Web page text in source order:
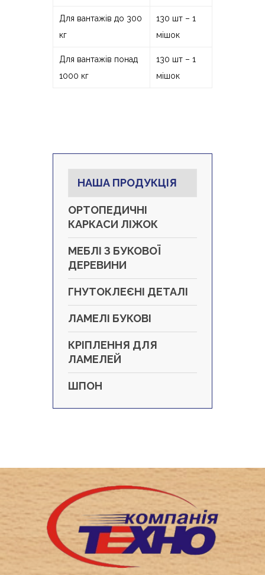
Для вантажів до 300
кг
130 шт – 1
мішок
Для вантажів понад
1000 кг
130 шт – 1
мішок
НАША ПРОДУКЦІЯ
ОРТОПЕДИЧНІ
КАРКАСИ ЛІЖОК
МЕБЛІ З БУКОВОЇ
ДЕРЕВИНИ
ГНУТОКЛЕЄНІ ДЕТАЛІ
ЛАМЕЛІ БУКОВІ
КРІПЛЕННЯ ДЛЯ
ЛАМЕЛЕЙ
ШПОН